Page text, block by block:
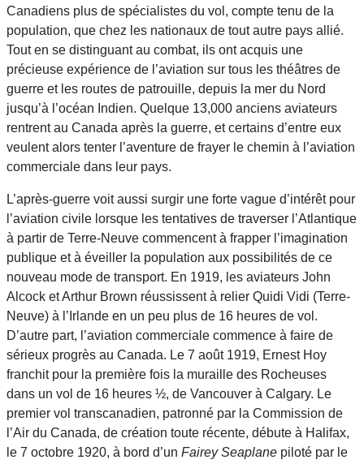
Canadiens plus de spécialistes du vol, compte tenu de la
population, que chez les nationaux de tout autre pays allié.
Tout en se distinguant au combat, ils ont acquis une
précieuse expérience de l’aviation sur tous les théâtres de
guerre et les routes de patrouille, depuis la mer du Nord
jusqu’à l’océan Indien. Quelque 13,000 anciens aviateurs
rentrent au Canada après la guerre, et certains d’entre eux
veulent alors tenter l’aventure de frayer le chemin à l’aviation
commerciale dans leur pays.
L’après-guerre voit aussi surgir une forte vague d’intérêt pour
l’aviation civile lorsque les tentatives de traverser l’Atlantique
à partir de Terre-Neuve commencent à frapper l’imagination
publique et à éveiller la population aux possibilités de ce
nouveau mode de transport. En 1919, les aviateurs John
Alcock et Arthur Brown réussissent à relier Quidi Vidi (Terre-
Neuve) à l’Irlande en un peu plus de 16 heures de vol.
D’autre part, l’aviation commerciale commence à faire de
sérieux progrès au Canada. Le 7 août 1919, Ernest Hoy
franchit pour la première fois la muraille des Rocheuses
dans un vol de 16 heures ½, de Vancouver à Calgary. Le
premier vol transcanadien, patronné par la Commission de
l’Air du Canada, de création toute récente, débute à Halifax,
le 7 octobre 1920, à bord d’un Fairey Seaplane piloté par le